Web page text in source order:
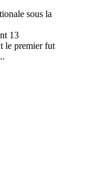
13
le premier fut